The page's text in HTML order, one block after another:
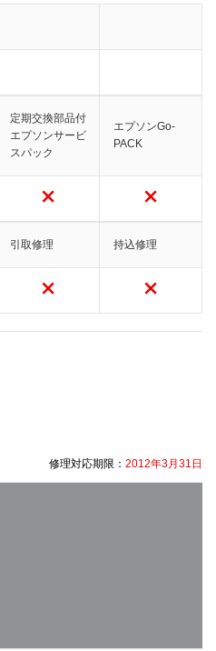
定期交換部品付
エプソンサービ
スパック
エプソンGo-
PACK
引取修理 持込修理
修理対応期限： 2012年3月31日